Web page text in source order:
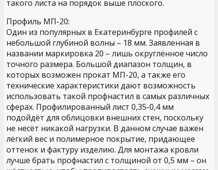
такого листа на порядок выше плоского.
Профиль МП-20:
Один из популярных в Екатеринбурге профилей с
небольшой глубиной волны – 18 мм. Заявленная в
названии маркировка 20 – лишь округлённое число
точного размера. Большой диапазон толщин, в
которых возможен прокат МП-20, а также его
технические характеристики дают возможность
использовать такой профнастил в самых различных
сферах. Профилированный лист 0,35-0,4 мм
подойдёт для облицовки внешних стен, поскольку
не несёт никакой нагрузки. В данном случае важен
лёгкий вес и полимерное покрытие, придающее
оттенок и фактуру изделию. Для монтажа кровли
лучше брать профнастил с толщиной от 0,5 мм – он